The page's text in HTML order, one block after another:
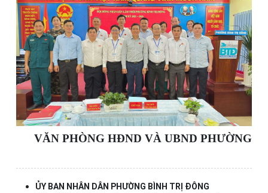
VĂN PHÒNG HĐND VÀ UBND PHƯỜNG
ỦY BAN NHÂN DÂN PHƯỜNG BÌNH TRỊ ĐÔNG